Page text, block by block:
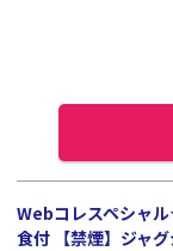
Webコレスペシャ
食付 【禁煙】ジャ